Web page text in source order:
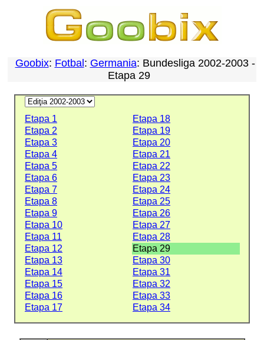
Goobix: Fotbal : Germania: Bundesliga 2002-2003 -
Etapa 29
Etapa 1
Etapa 18
Etapa 2
Etapa 19
Etapa 3
Etapa 20
Etapa 4
Etapa 21
Etapa 5
Etapa 22
Etapa 6
Etapa 23
Etapa 7
Etapa 24
Etapa 8
Etapa 25
Etapa 9
Etapa 26
Etapa 10
Etapa 27
Etapa 11
Etapa 28
Etapa 12
Etapa 29
Etapa 13
Etapa 30
Etapa 14
Etapa 31
Etapa 15
Etapa 32
Etapa 16
Etapa 33
Etapa 17
Etapa 34